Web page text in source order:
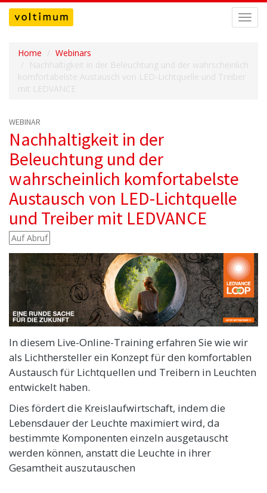
Home
Webinars
Nachhaltigkeit in der Beleuchtung und der wahrscheinlich
komfortabelste Austausch von LED-Lichtquelle und Treiber
mit LEDVANCE
WEBINAR
Nachhaltigkeit in der
Beleuchtung und der
wahrscheinlich komfortabelste
Austausch von LED-Lichtquelle
und Treiber mit LEDVANCE
Auf Abruf
In diesem Live-Online-Training erfahren Sie wie wir
als Lichthersteller ein Konzept für den komfortablen
Austausch für Lichtquellen und Treibern in Leuchten
entwickelt haben.
Dies fördert die Kreislaufwirtschaft, indem die
Lebensdauer der Leuchte maximiert wird, da
bestimmte Komponenten einzeln ausgetauscht
werden können, anstatt die Leuchte in ihrer
Gesamtheit auszutauschen